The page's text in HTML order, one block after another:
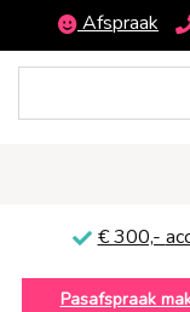
Afspraak
€ 300,-
Pasafspraak